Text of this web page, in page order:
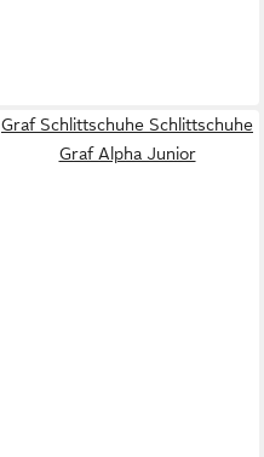
Graf Schlittschuhe Schlittschuhe
Graf Alpha Junior